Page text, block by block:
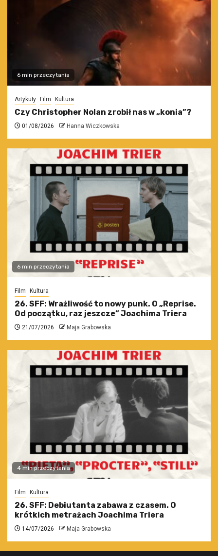
6 min przeczytania
Artykuły Film Kultura
Czy Christopher Nolan zrobił nas w „konia”?
01/08/2026 Hanna Wiczkowska
6 min przeczytania
Film Kultura
26. SFF: Wrażliwość to nowy punk. O „Reprise.
Od początku, raz jeszcze” Joachima Triera
21/07/2026 Maja Grabowska
4 min przeczytania
Film Kultura
26. SFF: Debiutanta zabawa z czasem. O
krótkich metrażach Joachima Triera
14/07/2026 Maja Grabowska